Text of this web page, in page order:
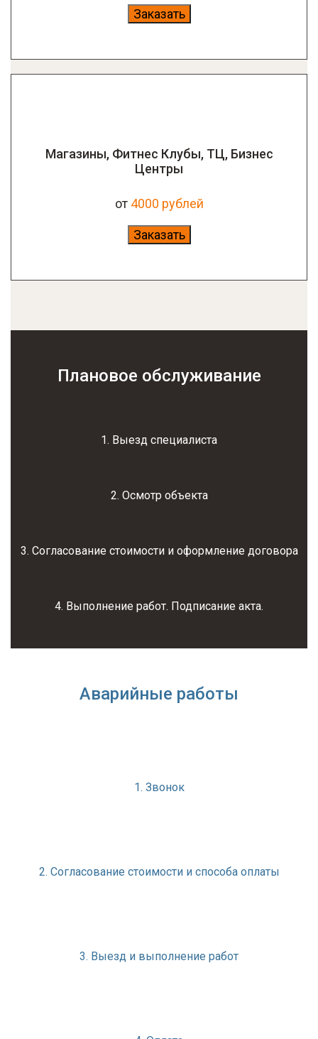
Заказать
Магазины, Фитнес Клубы, ТЦ, Бизнес
Центры
от 4000 рублей
Заказать
Плановое обслуживание
1. Выезд специалиста
2. Осмотр объекта
3. Согласование стоимости и оформление договора
4. Выполнение работ. Подписание акта.
Аварийные работы
1. Звонок
2. Согласование стоимости и способа оплаты
3. Выезд и выполнение работ